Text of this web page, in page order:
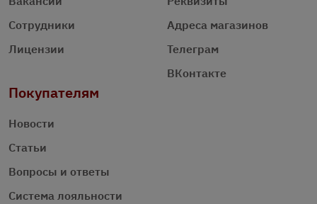
Сотрудники
Лицензии
Адреса магазинов
Телеграм
ВКонтакте
Покупателям
Новости
Статьи
Вопросы и ответы
Система лояльности